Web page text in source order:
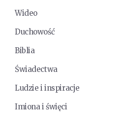
Wideo
Duchowość
Biblia
Świadectwa
Ludzie i inspiracje
Imiona i święci